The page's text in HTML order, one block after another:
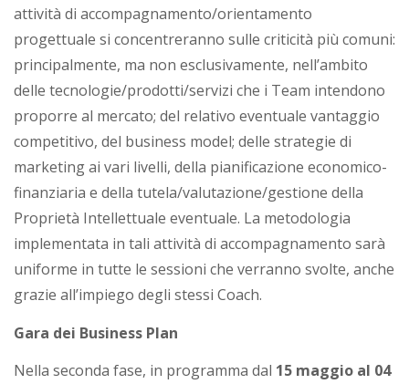
attività di accompagnamento/orientamento
progettuale si concentreranno sulle criticità più comuni:
principalmente, ma non esclusivamente, nell’ambito
delle tecnologie/prodotti/servizi che i Team intendono
proporre al mercato; del relativo eventuale vantaggio
competitivo, del business model; delle strategie di
marketing ai vari livelli, della pianificazione economico-
finanziaria e della tutela/valutazione/gestione della
Proprietà Intellettuale eventuale. La metodologia
implementata in tali attività di accompagnamento sarà
uniforme in tutte le sessioni che verranno svolte, anche
grazie all’impiego degli stessi Coach.
Gara dei Business Plan
Nella seconda fase, in programma dal 15 maggio al 04